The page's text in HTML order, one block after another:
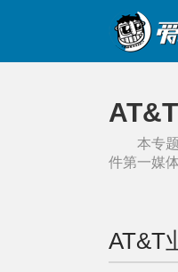
AT&T
本专
件第一媒
AT&T